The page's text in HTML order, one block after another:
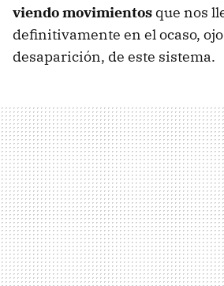
viendo movimientos que nos
definitivamente en el ocaso,
desaparición, de este sistema.